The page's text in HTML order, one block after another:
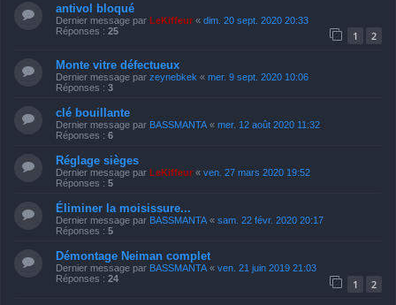
antivol bloqué
Dernier message par LeKiffeur « dim. 20 sept. 2020 20:33
Réponses : 25 1 2
Monte vitre défectueux
Dernier message par zeynebkek « mer. 9 sept. 2020 10:06
Réponses : 3
clé bouillante
Dernier message par BASSMANTA « mer. 12 août 2020 11:32
Réponses : 6
Réglage sièges
Dernier message par LeKiffeur « ven. 27 mars 2020 19:52
Réponses : 5
Éliminer la moisissure...
Dernier message par BASSMANTA « sam. 22 févr. 2020 20:17
Réponses : 5
Démontage Neiman complet
Dernier message par BASSMANTA « ven. 21 juin 2019 21:03
Réponses : 24 1 2